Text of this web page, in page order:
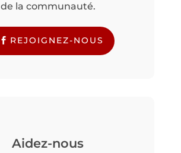
de la communauté.
REJOIGNEZ-NOUS
Aidez-nous